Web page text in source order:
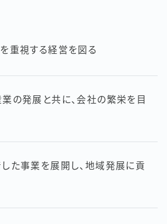
重視する経営を図る
の発展と共に、会社の繁栄を目
た事業を展開し、地域発展に貢